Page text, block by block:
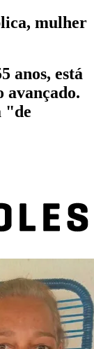
mulher
anos, está
avançado.
"de